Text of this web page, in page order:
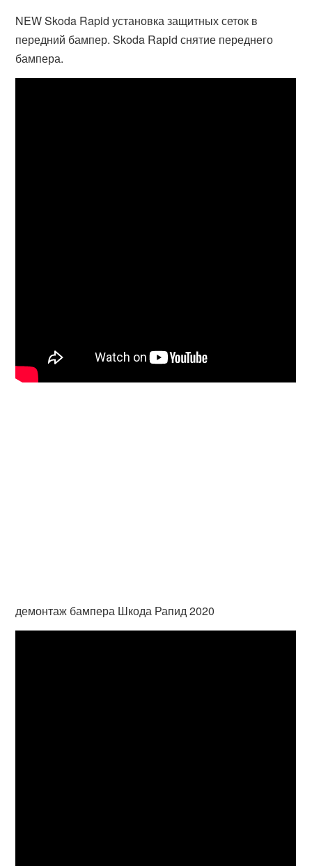
NEW Skoda Rapid установка защитных сеток в
передний бампер. Skoda Rapid снятие переднего
бампера.
демонтаж бампера Шкода Рапид 2020